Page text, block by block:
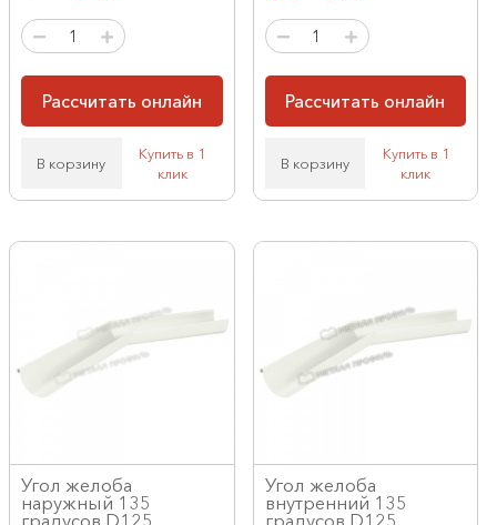
Рассчитать онлайн
В корзину
Купить в 1
клик
Рассчитать онлайн
В корзину
Купить в 1
клик
Угол желоба
наружный 135
градусов D125
Угол желоба
внутренний 135
градусов D125